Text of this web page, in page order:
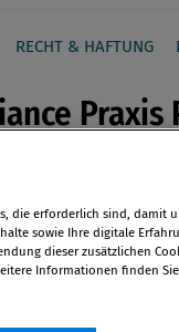
RECHT & HAFTUNG
Praxis
die erforderlich sind, damit
sowie Ihre digitale
dieser zusätzlichen
Informationen finden